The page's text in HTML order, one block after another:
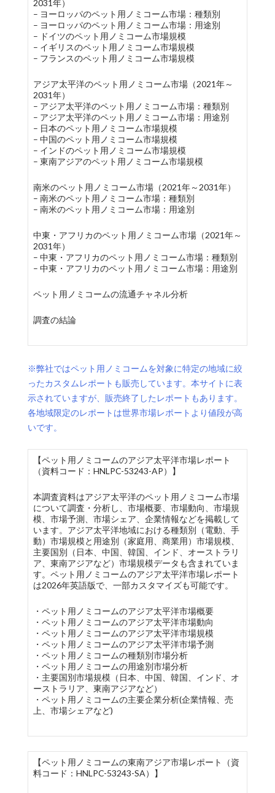
2031年）
– ヨーロッパのペット用ノミコーム市場：種類別
– ヨーロッパのペット用ノミコーム市場：用途別
– ドイツのペット用ノミコーム市場規模
– イギリスのペット用ノミコーム市場規模
– フランスのペット用ノミコーム市場規模
アジア太平洋のペット用ノミコーム市場（2021年～
2031年）
– アジア太平洋のペット用ノミコーム市場：種類別
– アジア太平洋のペット用ノミコーム市場：用途別
– 日本のペット用ノミコーム市場規模
– 中国のペット用ノミコーム市場規模
– インドのペット用ノミコーム市場規模
– 東南アジアのペット用ノミコーム市場規模
南米のペット用ノミコーム市場（2021年～2031年）
– 南米のペット用ノミコーム市場：種類別
– 南米のペット用ノミコーム市場：用途別
中東・アフリカのペット用ノミコーム市場（2021年～
2031年）
– 中東・アフリカのペット用ノミコーム市場：種類別
– 中東・アフリカのペット用ノミコーム市場：用途別
ペット用ノミコームの流通チャネル分析
調査の結論
※弊社ではペット用ノミコームを対象に特定の地域に絞
ったカスタムレポートも販売しています。本サイトに表
示されていますが、販売終了したレポートもあります。
各地域限定のレポートは世界市場レポートより値段が高
いです。
【ペット用ノミコームのアジア太平洋市場レポート
（資料コード：HNLPC-53243-AP）】
本調査資料はアジア太平洋のペット用ノミコーム市場
について調査・分析し、市場概要、市場動向、市場規
模、市場予測、市場シェア、企業情報などを掲載して
います。アジア太平洋地域における種類別（電動、手
動）市場規模と用途別（家庭用、商業用）市場規模、
主要国別（日本、中国、韓国、インド、オーストラリ
ア、東南アジアなど）市場規模データも含まれていま
す。ペット用ノミコームのアジア太平洋市場レポート
は2026年英語版で、一部カスタマイズも可能です。
・ペット用ノミコームのアジア太平洋市場概要
・ペット用ノミコームのアジア太平洋市場動向
・ペット用ノミコームのアジア太平洋市場規模
・ペット用ノミコームのアジア太平洋市場予測
・ペット用ノミコームの種類別市場分析
・ペット用ノミコームの用途別市場分析
・主要国別市場規模（日本、中国、韓国、インド、オ
ーストラリア、東南アジアなど）
・ペット用ノミコームの主要企業分析(企業情報、売
上、市場シェアなど)
【ペット用ノミコームの東南アジア市場レポート（資
料コード：HNLPC-53243-SA）】